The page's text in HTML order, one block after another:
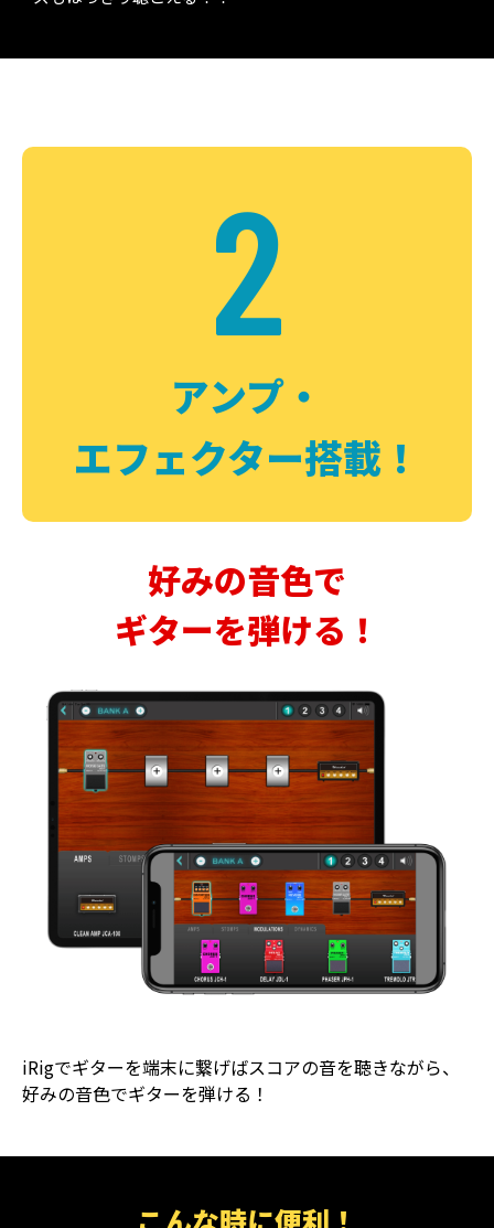
2
アンプ・
エフェクター搭載！
好みの音色で
ギターを弾ける！
iRigでギターを端末に繋げばスコアの音を聴きながら、
好みの音色でギターを弾ける！